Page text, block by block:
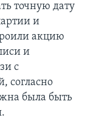
точную дату
и
акцию
и
с
согласно
была быть